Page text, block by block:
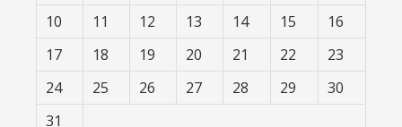
10
11 12 13 14 15
16
17
18 19 20 21 22
23
24
25 26 27 28 29
30
31